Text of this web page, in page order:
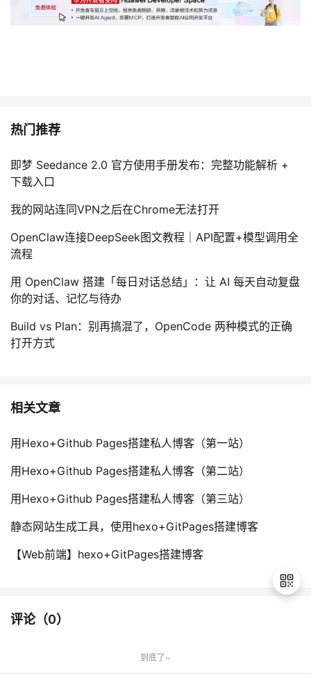
热门推荐
即梦 Seedance 2.0 官方使用手册发布：完整功能解析 +
下载入口
我的网站连同VPN之后在Chrome无法打开
OpenClaw连接DeepSeek图文教程｜API配置+模型调用全
流程
用 OpenClaw 搭建「每日对话总结」：让 AI 每天自动复盘
你的对话、记忆与待办
Build vs Plan：别再搞混了，OpenCode 两种模式的正确
打开方式
相关文章
用Hexo+Github Pages搭建私人博客（第一站）
用Hexo+Github Pages搭建私人博客（第二站）
用Hexo+Github Pages搭建私人博客（第三站）
静态网站生成工具，使用hexo+GitPages搭建博客
【Web前端】hexo+GitPages搭建博客
评论（0）
到底了~